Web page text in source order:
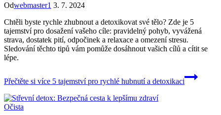
Odwebmaster1 3. 7. 2024
Chtěli byste rychle zhubnout a detoxikovat své tělo? Zde je 5
tajemství pro dosažení vašeho cíle: pravidelný pohyb, vyvážená
strava, dostatek pití, odpočinek a relaxace a omezení stresu.
Sledování těchto tipů vám pomůže dosáhnout vašich cílů a cítit se
lépe.
Přečtěte si více 5 tajemství pro rychlé hubnutí a detoxikaci
Očista